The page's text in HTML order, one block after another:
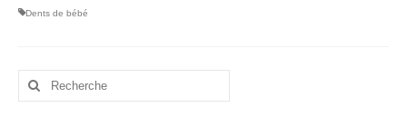
Dents de bébé
Rechercher
: